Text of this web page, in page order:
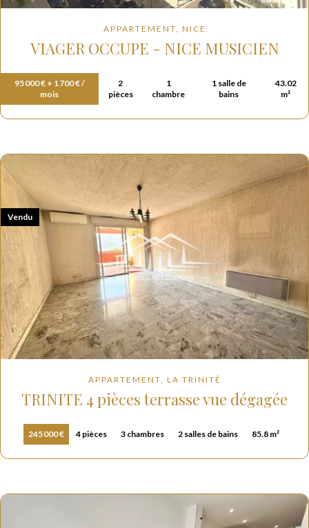
APPARTEMENT, NICE
VIAGER OCCUPE - NICE MUSICIEN
95 000 € + 1 700 € /
mois
2
pièces
1
chambre
1 salle de
bains
43.02
m²
APPARTEMENT, LA TRINITÉ
TRINITE 4 pièces terrasse vue dégagée
245 000 € 4 pièces 3 chambres 2 salles de bains 85.8 m²
Vendu